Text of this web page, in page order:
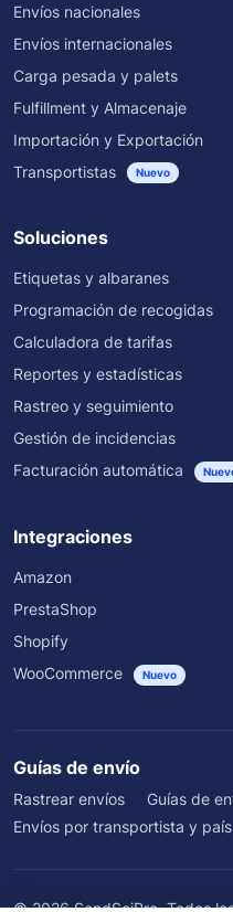
Envíos nacionales
Envíos internacionales
Carga pesada y palets
Fulfillment y Almacenaje
Importación y Exportación
Transportistas
Nuevo
Soluciones
Etiquetas y albaranes
Programación de recogidas
Calculadora de tarifas
Reportes y estadísticas
Rastreo y seguimiento
Gestión de incidencias
Facturación automática
Integraciones
Amazon
PrestaShop
Shopify
WooCommerce
Nuevo
Guías de envío
Rastrear envíos Guías de
Envíos por transportista y país
©2026SendSeiPro. Todos